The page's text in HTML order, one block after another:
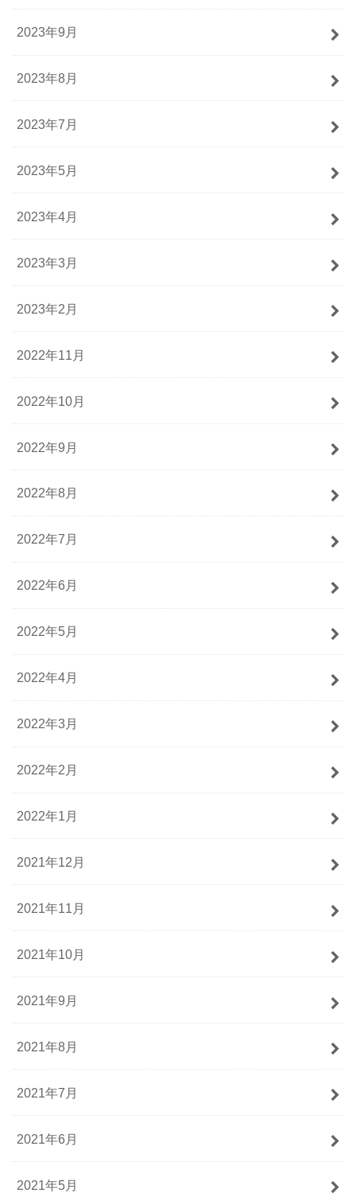
2023年9月
2023年8月
2023年7月
2023年5月
2023年4月
2023年3月
2023年2月
2022年11月
2022年10月
2022年9月
2022年8月
2022年7月
2022年6月
2022年5月
2022年4月
2022年3月
2022年2月
2022年1月
2021年12月
2021年11月
2021年10月
2021年9月
2021年8月
2021年7月
2021年6月
2021年5月